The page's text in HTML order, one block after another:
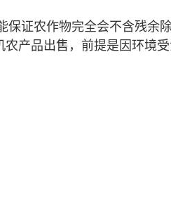
证农作物完全会不含残余
产品出售，前提是因环境